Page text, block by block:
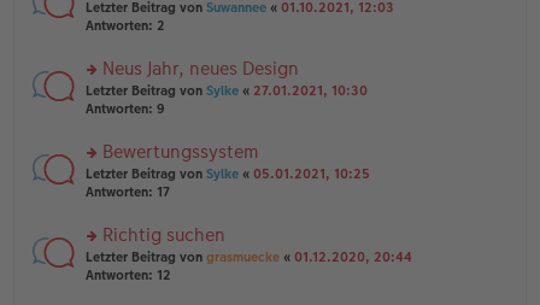
a
g
er
tr
a
g
g
el
e
n
er
tr
a
g
rs
te
n
g
el
e
n
er
tr
a
g
Letzter Beitrag von Suwannee « 01.10.2021, 12:03
Antworten: 2
rs
te
n
g
el
e
n
er
Neus Jahr, neues Design
Letzter Beitrag von Sylke « 27.01.2021, 10:30
Antworten: 9
rs
te
n
g
el
Bewertungssystem
Letzter Beitrag von Sylke « 05.01.2021, 10:25
Antworten: 17
rs
te
Richtig suchen
Letzter Beitrag von grasmuecke « 01.12.2020, 20:44
Antworten: 12